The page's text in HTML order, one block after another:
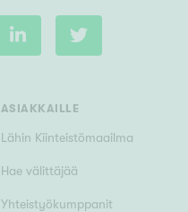
ASIAKKAILLE
Lähin Kiinteistömaailma
Hae välittäjää
Yhteistyökumppanit